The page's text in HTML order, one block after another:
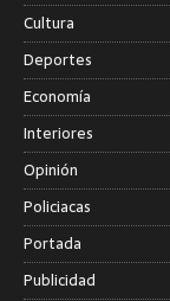
Cultura
Deportes
Economía
Interiores
Opinión
Policiacas
Portada
Publicidad